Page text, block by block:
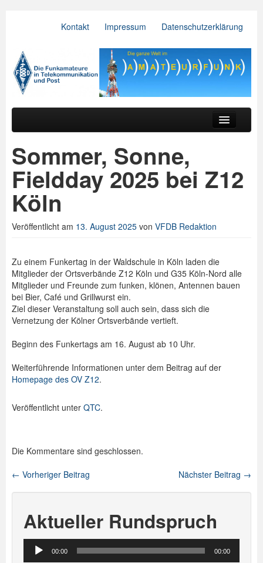
Kontakt Impressum Datenschutzerklärung
VFDB e.V.
Hauptmenü
Der Verein
Referate
BV & OV
Relais
Downloads
Spenden
Login
Sommer, Sonne,
Fieldday 2025 bei Z12
Köln
Veröffentlicht am 13. August 2025 von VFDB Redaktion
Zu einem Funkertag in der Waldschule in Köln laden die
Mitglieder der Ortsverbände Z12 Köln und G35 Köln-Nord alle
Mitglieder und Freunde zum funken, klönen, Antennen bauen
bei Bier, Café und Grillwurst ein.
Ziel dieser Veranstaltung soll auch sein, dass sich die
Vernetzung der Kölner Ortsverbände vertieft.
Beginn des Funkertags am 16. August ab 10 Uhr.
Weiterführende Informationen unter dem Beitrag auf der
Homepage des OV Z12.
Veröffentlicht unter QTC.
Die Kommentare sind geschlossen.
Beitragsnavigation
Nächster Beitrag →
← Vorheriger Beitrag
Aktueller Rundspruch
Audio-
Player
00:00 00:00